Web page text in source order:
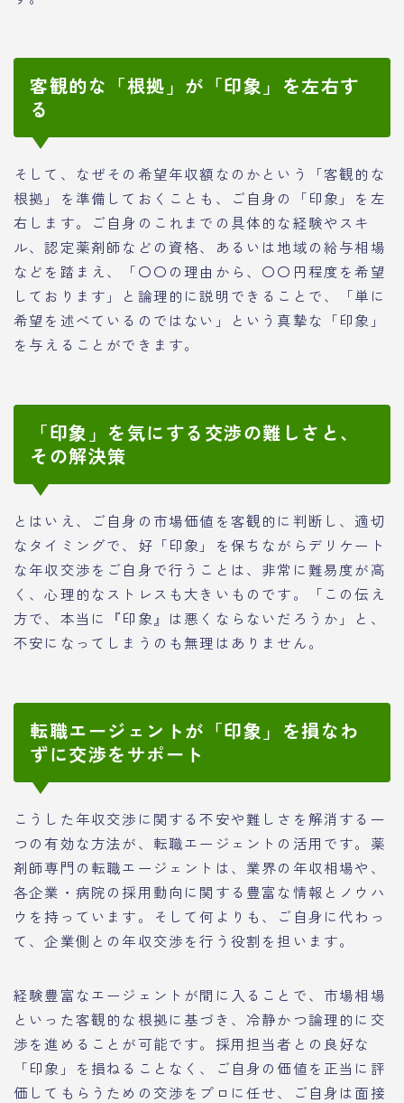
客観的な「根拠」が「印象」を左右す
る
そして、なぜその希望年収額なのかという「客観的な
根拠」を準備しておくことも、ご自身の「印象」を左
右します。ご自身のこれまでの具体的な経験やスキ
ル、認定薬剤師などの資格、あるいは地域の給与相場
などを踏まえ、「〇〇の理由から、〇〇円程度を希望
しております」と論理的に説明できることで、「単に
希望を述べているのではない」という真摯な「印象」
を与えることができます。
「印象」を気にする交渉の難しさと、
その解決策
とはいえ、ご自身の市場価値を客観的に判断し、適切
なタイミングで、好「印象」を保ちながらデリケート
な年収交渉をご自身で行うことは、非常に難易度が高
く、心理的なストレスも大きいものです。「この伝え
方で、本当に『印象』は悪くならないだろうか」と、
不安になってしまうのも無理はありません。
転職エージェントが「印象」を損なわ
ずに交渉をサポート
こうした年収交渉に関する不安や難しさを解消する一
つの有効な方法が、転職エージェントの活用です。薬
剤師専門の転職エージェントは、業界の年収相場や、
各企業・病院の採用動向に関する豊富な情報とノウハ
ウを持っています。そして何よりも、ご自身に代わっ
て、企業側との年収交渉を行う役割を担います。
経験豊富なエージェントが間に入ることで、市場相場
といった客観的な根拠に基づき、冷静かつ論理的に交
渉を進めることが可能です。採用担当者との良好な
「印象」を損ねることなく、ご自身の価値を正当に評
価してもらうための交渉をプロに任せ、ご自身は面接